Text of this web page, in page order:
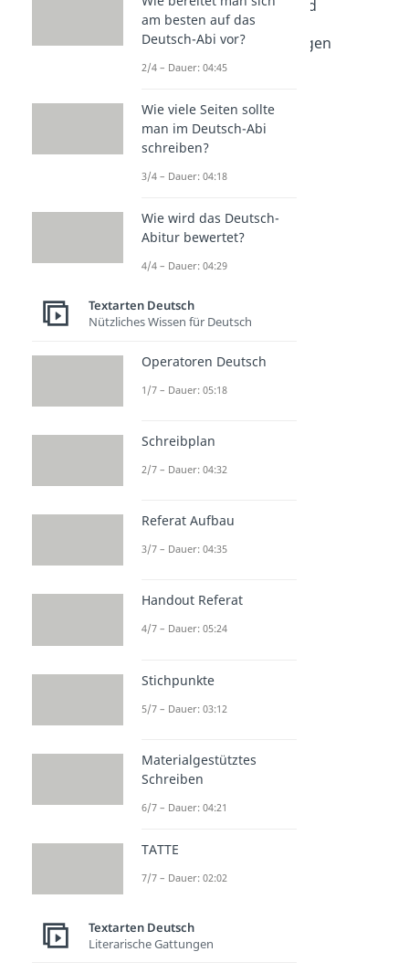
Sprüche zum Ruhestand
Dauer: 02:05
Lustige Verabschiedungen
Dauer: 02:13
am besten auf das
Deutsch-Abi vor?
2/4 – Dauer: 04:45
Wie viele Seiten sollte
man im Deutsch-Abi
schreiben?
3/4 – Dauer: 04:18
Wie wird das Deutsch-
Abitur bewertet?
4/4 – Dauer: 04:29
Textarten Deutsch
Nützliches Wissen für Deutsch
Operatoren Deutsch
1/7 – Dauer: 05:18
Schreibplan
2/7 – Dauer: 04:32
Referat Aufbau
3/7 – Dauer: 04:35
Handout Referat
4/7 – Dauer: 05:24
Stichpunkte
5/7 – Dauer: 03:12
Materialgestütztes
Schreiben
6/7 – Dauer: 04:21
TATTE
7/7 – Dauer: 02:02
Textarten Deutsch
Literarische Gattungen